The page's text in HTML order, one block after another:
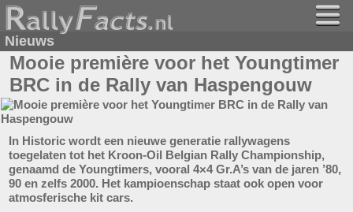
Nieuws
Mooie première voor het Youngtimer
BRC in de Rally van Haspengouw
In Historic wordt een nieuwe generatie rallywagens
toegelaten tot het Kroon-Oil Belgian Rally Championship,
genaamd de Youngtimers, vooral 4×4 Gr.A’s van de jaren ’80,
90 en zelfs 2000. Het kampioenschap staat ook open voor
atmosferische kit cars.